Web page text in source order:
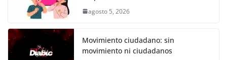
agosto 5, 2026
Movimiento ciudadano: sin
movimiento ni ciudadanos